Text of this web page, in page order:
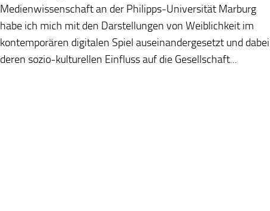
Medienwissenschaft an der Philipps-Universität Marburg
habe ich mich mit den Darstellungen von Weiblichkeit im
kontemporären digitalen Spiel auseinandergesetzt und dabei
deren sozio-kulturellen Einfluss auf die Gesellschaft...